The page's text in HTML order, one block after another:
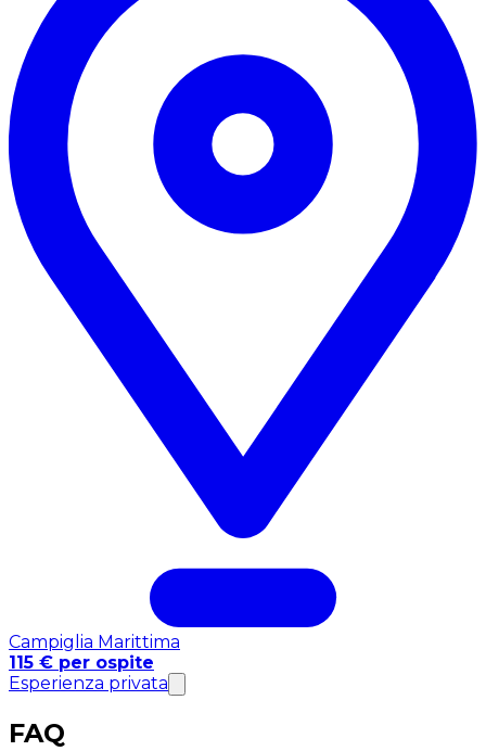
Campiglia Marittima
115 € per ospite
Esperienza privata
FAQ